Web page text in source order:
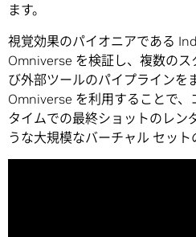
ます。
視覚効果のパイオニアである
Omniverse を検証し、複数の
び外部ツールのパイプラインを
Omniverse を利用することで、
タイムでの最終ショットのレン
うな大規模なバーチャル セット